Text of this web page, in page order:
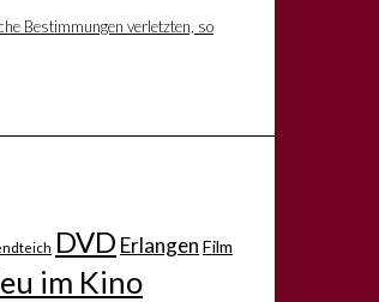
Bestimmungen verletzten, so
DVD Erlangen Film
im Kino